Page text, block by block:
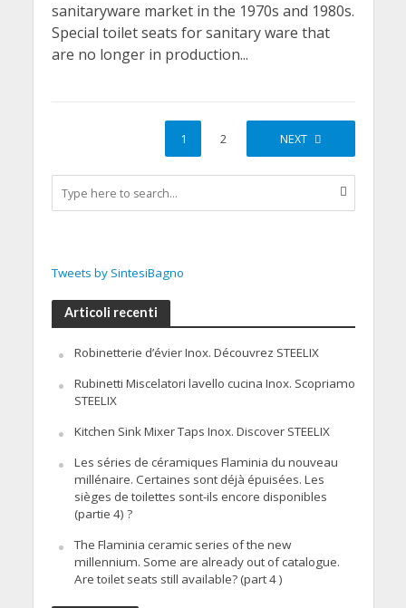
sanitaryware market in the 1970s and 1980s.
Special toilet seats for sanitary ware that
are no longer in production...
1 2 NEXT
Tweets by SintesiBagno
Articoli recenti
Robinetterie d’évier Inox. Découvrez STEELIX
Rubinetti Miscelatori lavello cucina Inox. Scopriamo
STEELIX
Kitchen Sink Mixer Taps Inox. Discover STEELIX
Les séries de céramiques Flaminia du nouveau
millénaire. Certaines sont déjà épuisées. Les
sièges de toilettes sont-ils encore disponibles
(partie 4) ?
The Flaminia ceramic series of the new
millennium. Some are already out of catalogue.
Are toilet seats still available? (part 4 )